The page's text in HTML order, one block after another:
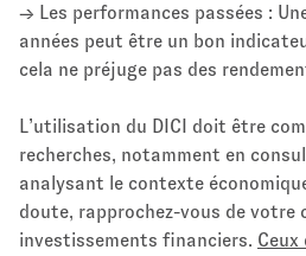
→ Les performances passées :
années peut être un bon
cela ne préjuge pas des
L’utilisation du DICI doit être
recherches, notamment en
analysant le contexte
doute, rapprochez-vous de votre
investissements financiers. Ceux